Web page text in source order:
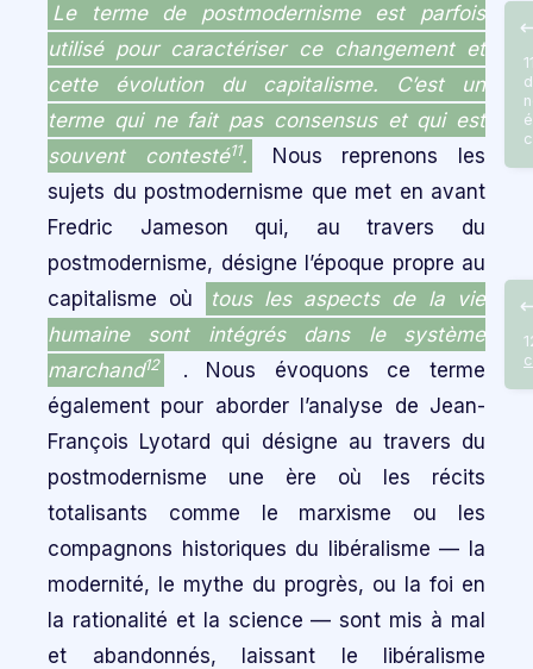
Le terme de postmodernisme est parfois
utilisé pour caractériser ce changement et
cette évolution du capitalisme. C’est un
terme qui ne fait pas consensus et qui est
souvent contesté11.
Nous reprenons les
sujets du postmodernisme que met en avant
Fredric Jameson qui, au travers du
postmodernisme, désigne l’époque propre au
capitalisme où
tous les aspects de la vie
humaine sont intégrés dans le système
marchand12
. Nous évoquons ce terme
également pour aborder l’analyse de Jean-
François Lyotard qui désigne au travers du
postmodernisme une ère où les récits
totalisants comme le marxisme ou les
compagnons historiques du libéralisme — la
modernité, le mythe du progrès, ou la foi en
la rationalité et la science — sont mis à mal
et abandonnés, laissant le libéralisme